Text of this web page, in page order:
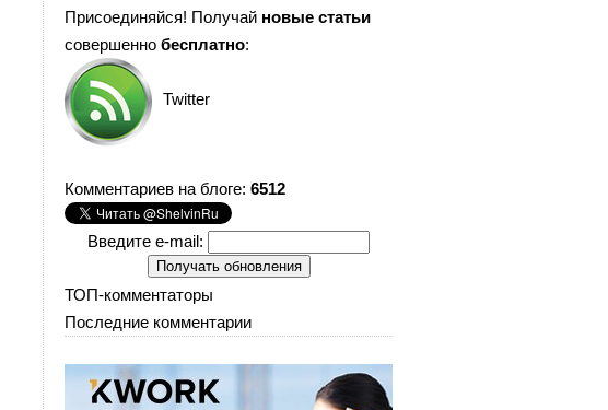
Присоединяйся! Получай новые статьи
совершенно бесплатно:
Twitter
Комментариев на блоге: 6512
Введите e-mail:
ТОП-комментаторы
Последние комментарии